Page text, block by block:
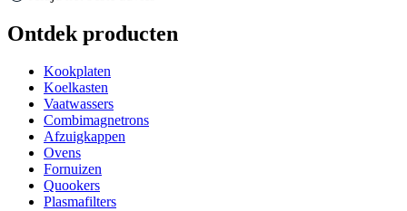
Ontdek producten
Kookplaten
Koelkasten
Vaatwassers
Combimagnetrons
Afzuigkappen
Ovens
Fornuizen
Quookers
Plasmafilters